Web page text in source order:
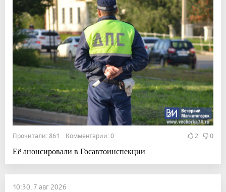
Прочитали: 861 Комментарии: 0 2 0
Её анонсировали в Госавтоинспекции
10:30, 7 авг 2026